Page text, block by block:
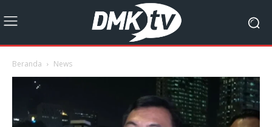
Beranda News